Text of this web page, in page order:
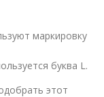
маркировку
буква L.
этот